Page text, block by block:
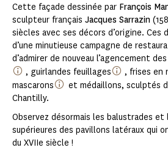
Cette façade dessinée par François
sculpteur français Jacques Sarrazin
siècles avec ses décors d’origine. Ces
d’une minutieuse campagne de
d’admirer de nouveau l’agencement
, guirlandes feuillages
, frises en
mascarons
et médaillons, sculptés
Chantilly.
Observez désormais les balustrades et
supérieures des pavillons latéraux qui
du XVIIe siècle !